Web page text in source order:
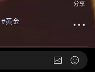
#黄金
分享